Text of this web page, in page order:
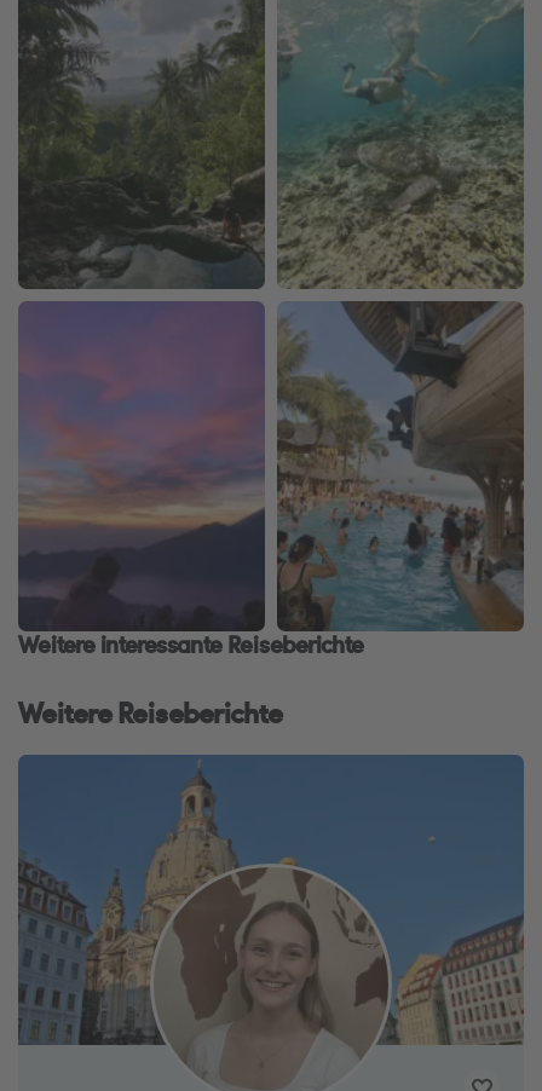
Weitere interessante Reiseberichte
Weitere Reiseberichte